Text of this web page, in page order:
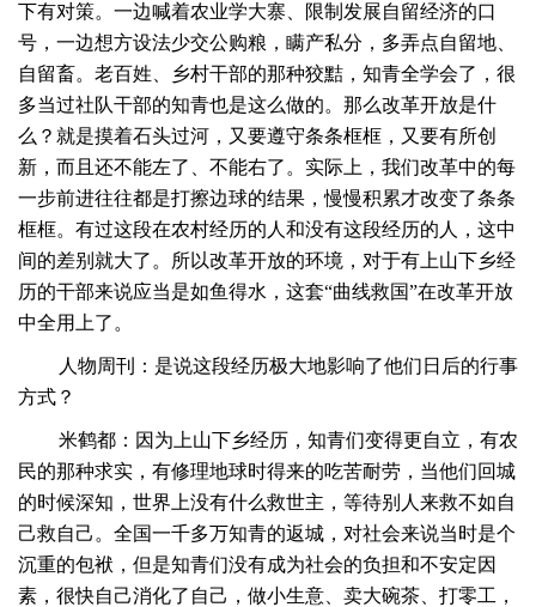
下有对策。一边喊着农业学大寨、限制发展自留经济的口
号，一边想方设法少交公购粮，瞒产私分，多弄点自留地、
自留畜。老百姓、乡村干部的那种狡黠，知青全学会了，很
多当过社队干部的知青也是这么做的。那么改革开放是什
么？就是摸着石头过河，又要遵守条条框框，又要有所创
新，而且还不能左了、不能右了。实际上，我们改革中的每
一步前进往往都是打擦边球的结果，慢慢积累才改变了条条
框框。有过这段在农村经历的人和没有这段经历的人，这中
间的差别就大了。所以改革开放的环境，对于有上山下乡经
历的干部来说应当是如鱼得水，这套“曲线救国”在改革开放
中全用上了。
人物周刊：是说这段经历极大地影响了他们日后的行事
方式？
米鹤都：因为上山下乡经历，知青们变得更自立，有农
民的那种求实，有修理地球时得来的吃苦耐劳，当他们回城
的时候深知，世界上没有什么救世主，等待别人来救不如自
己救自己。全国一千多万知青的返城，对社会来说当时是个
沉重的包袱，但是知青们没有成为社会的负担和不安定因
素，很快自己消化了自己，做小生意、卖大碗茶、打零工，